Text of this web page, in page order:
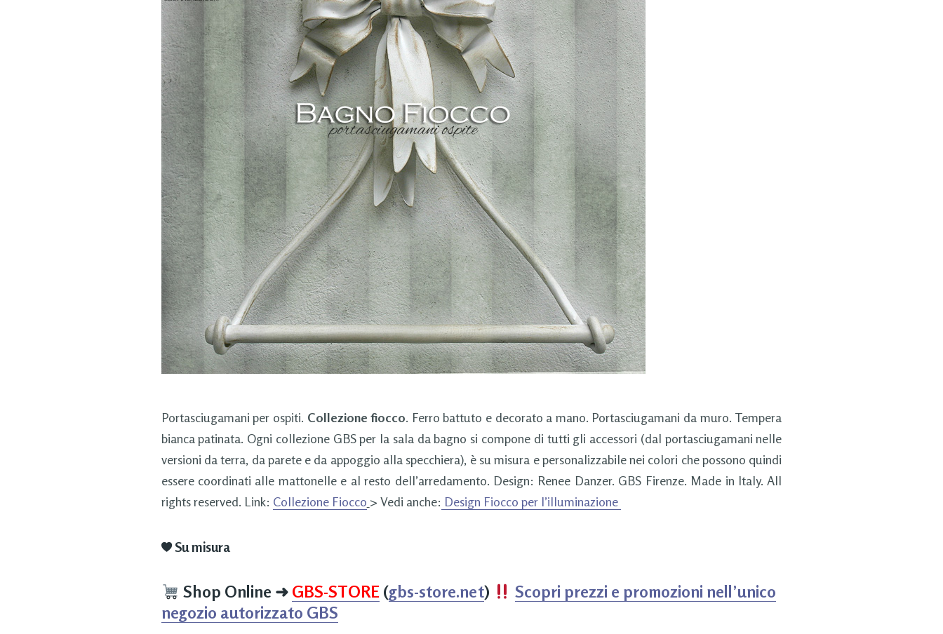
Portasciugamani per ospiti. Collezione fiocco. Ferro battuto e decorato a mano. Portasciugamani da muro. Tempera
bianca patinata. Ogni collezione GBS per la sala da bagno si compone di tutti gli accessori (dal portasciugamani nelle
versioni da terra, da parete e da appoggio alla specchiera), è su misura e personalizzabile nei colori che possono quindi
essere coordinati alle mattonelle e al resto dell’arredamento. Design: Renee Danzer. GBS Firenze. Made in Italy. All
rights reserved. Link: Collezione Fiocco > Vedi anche: Design Fiocco per l’illuminazione
Su misura
Shop Online ➜ GBS-STORE (gbs-store.net)
Scopri prezzi e promozioni nell’unico
negozio autorizzato GBS